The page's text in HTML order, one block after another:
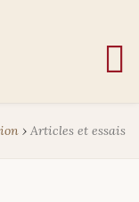
› Articles et essais